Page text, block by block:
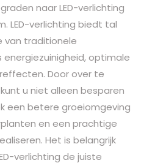
naar LED-verlichting
LED-verlichting biedt tal
van traditionele
optimale
Door over te
u niet alleen besparen
een betere groeiomgeving
en een prachtige
Het is belangrijk
verlichting de juiste